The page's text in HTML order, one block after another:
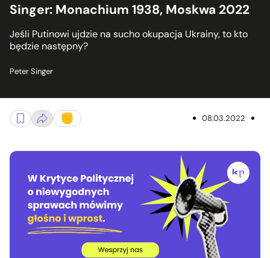
Singer: Monachium 1938, Moskwa 2022
Jeśli Putinowi ujdzie na sucho okupacja Ukrainy, to kto
będzie następny?
Peter Singer
08.03.2022